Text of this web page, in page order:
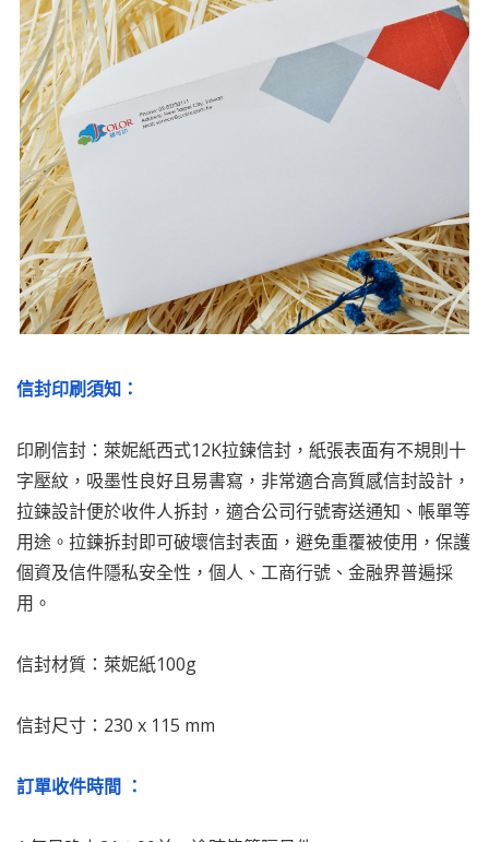
信封印刷須知：
印刷信封：萊妮紙西式12K拉鍊信封，紙張表面有不規則十
字壓紋，吸墨性良好且易書寫，非常適合高質感信封設計，
拉鍊設計便於收件人拆封，適合公司行號寄送通知、帳單等
用途。拉鍊拆封即可破壞信封表面，避免重覆被使用，保護
個資及信件隱私安全性，個人、工商行號、金融界普遍採
用。
信封材質：萊妮紙100g
信封尺寸：230 x 115 mm
訂單收件時間 ：